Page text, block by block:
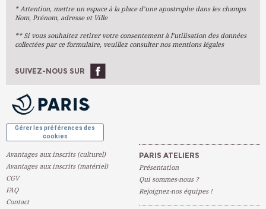
Arts Plastiques
Arts Du Texte
Arts Numériques
Ateliers À L'année
* Attention, mettre un espace à la place d’une apostrophe dans les champs
Nom, Prénom, adresse et Ville
** Si vous souhaitez retirer votre consentement à l’utilisation des données
collectées par ce formulaire, veuillez consulter nos mentions légales
SUIVEZ-NOUS SUR
Gérer les préférences des
cookies
Avantages aux inscrits (culturel)
Avantages aux inscrits (matériel)
CGV
FAQ
Contact
PARIS ATELIERS
Présentation
Qui sommes-nous ?
Rejoignez-nos équipes !